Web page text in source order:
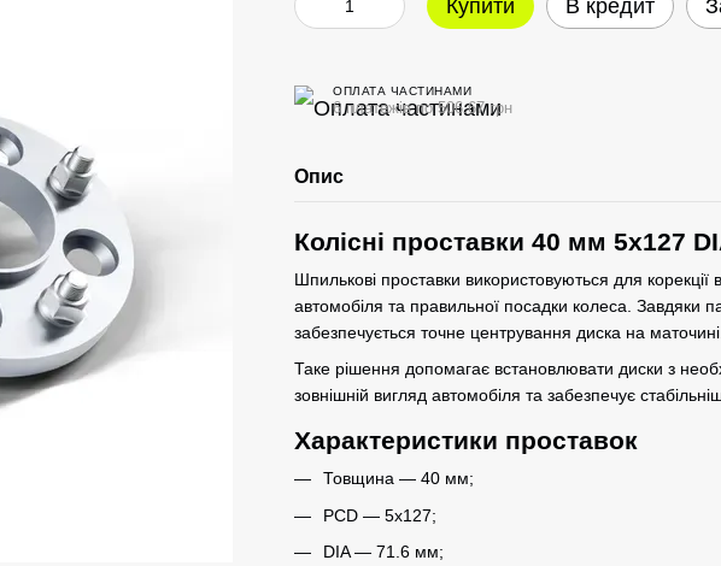
Купити В кредит
ОПЛАТА ЧАСТИНАМИ
6 платежів по 506.67 грн
Опис
Колісні проставки 40 мм 5x127
Шпилькові проставки використовуються для корекції
автомобіля та правильної посадки колеса. Завдяки
забезпечується точне центрування диска на маточині.
Таке рішення допомагає встановлювати диски з
зовнішній вигляд автомобіля та забезпечує
Характеристики проставок
Товщина — 40 мм;
PCD — 5x127;
DIA — 71.6 мм;